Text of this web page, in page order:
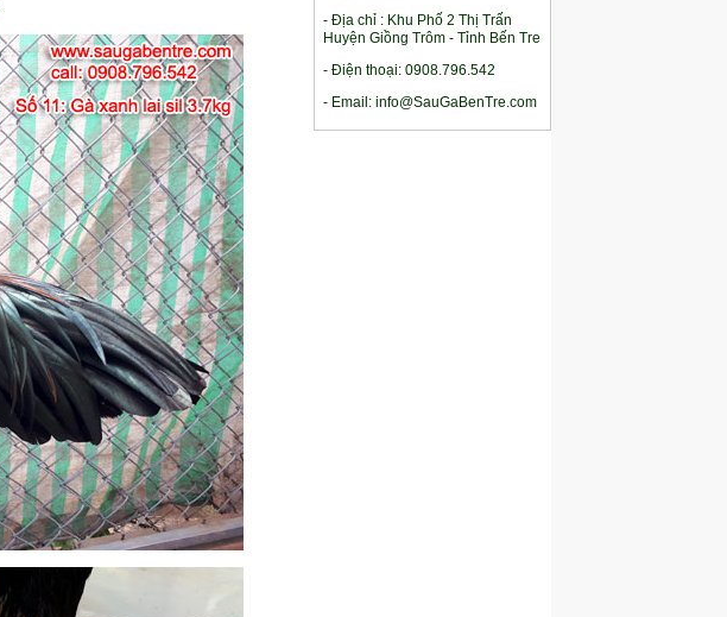
- Địa chỉ : Khu Phố 2 Thị Trấn
Huyện Giồng Trôm - Tỉnh Bến Tre
- Điện thoại: 0908.796.542
- Email: info@SauGaBenTre.com